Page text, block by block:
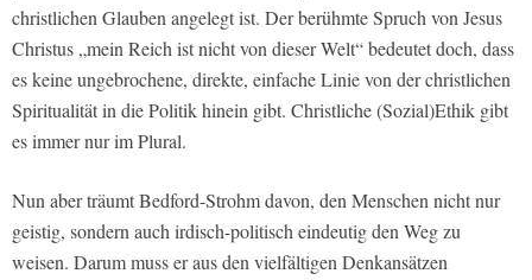
christlichen Glauben angelegt ist. Der berühmte Spruch von Jesus
Christus „mein Reich ist nicht von dieser Welt“ bedeutet doch, dass
es keine ungebrochene, direkte, einfache Linie von der christlichen
Spiritualität in die Politik hinein gibt. Christliche (Sozial)Ethik gibt
es immer nur im Plural.
Nun aber träumt Bedford-Strohm davon, den Menschen nicht nur
geistig, sondern auch irdisch-politisch eindeutig den Weg zu
weisen. Darum muss er aus den vielfältigen Denkansätzen